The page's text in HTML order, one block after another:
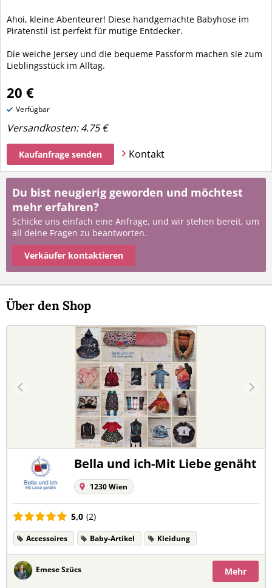
Ahoi, kleine Abenteurer! Diese handgemachte Babyhose im
Piratenstil ist perfekt für mutige Entdecker.
Die weiche Jersey und die bequeme Passform machen sie zum
Lieblingsstück im Alltag.
20 €
Verfügbar
Versandkosten:4.75 €
Kaufanfrage senden Kontakt
Du bist neugierig geworden und möchtest
mehr erfahren?
Schicke uns einfach eine Anfrage, und wir stehen bereit, um
all deine Fragen zu beantworten.
Verkäufer kontaktieren
Über den Shop
Bella und ich-Mit Liebe genäht
1230 Wien
5,0 (2)
Accessoires Baby-Artikel Kleidung
Emese Szücs Mehr